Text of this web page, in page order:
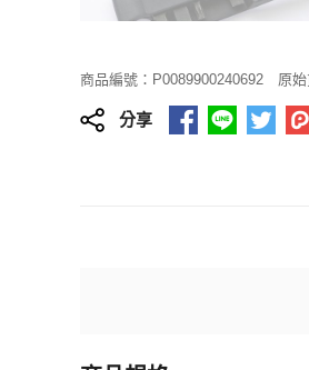
商品編號：P0089900240692 原
分享